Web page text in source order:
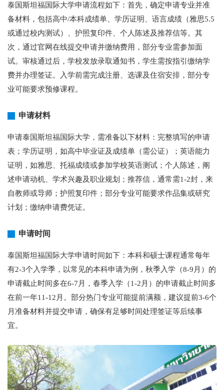
泰国斯坦福国际大学申请流程如下：首先，确定申请专业并准
备材料，包括高中/本科成绩单、学历证明、语言成绩（雅思5.5
或通过校内测试）、护照复印件、个人陈述及推荐信等。其
次，通过官网在线提交申请并缴纳费用，部分专业需参加面
试。审核通过后，学校发放录取通知书，学生需按指引缴纳学
费并办理签证。入学前需完成注册、选课及住宿安排，部分专
业可能要求预修课程。
申请材料
申请泰国斯坦福国际大学，需准备以下材料：完整填写的申请
表；学历证明，如高中毕业证及成绩单（需公证）；英语能力
证明，如雅思、托福成绩或参加学校英语测试；个人陈述，阐
述申请动机、学术兴趣及职业规划；推荐信，通常需1-2封，来
自教师或导师；护照复印件；部分专业可能要求作品集或研究
计划；缴纳申请费凭证。
申请时间
泰国斯坦福国际大学申请时间如下：本科和硕士课程通常每年
有2-3个入学季，以常见的本科申请为例，秋季入学（8-9月）的
申请截止时间多在6-7月，春季入学（1-2月）的申请截止时间多
在前一年11-12月。部分热门专业可能提前满额，建议提前3-6个
月准备材料并提交申请，确保有足够时间处理签证等后续事
宜。